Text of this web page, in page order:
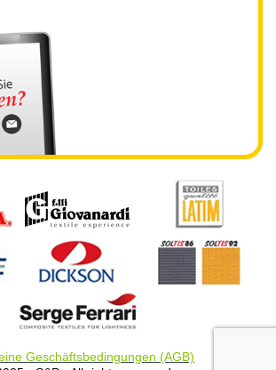
Geschäftsbedingungen (AGB)